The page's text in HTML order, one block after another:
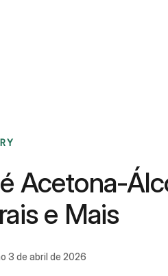
Acetona-
e Mais
3 de abril de 2026